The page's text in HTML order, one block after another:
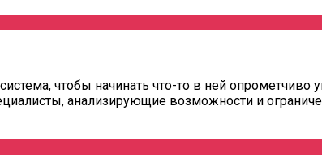
чтобы начинать что-то в ней опрометчиво
анализирующие возможности и